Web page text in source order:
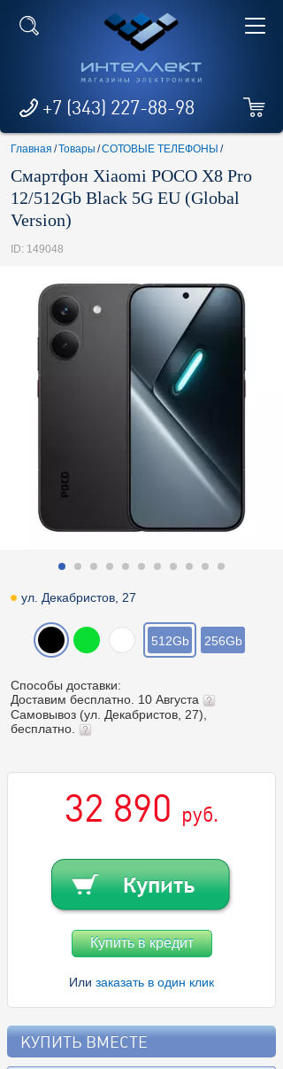
+7 (343) 227-88-98
Главная /Товары /СОТОВЫЕ ТЕЛЕФОНЫ /
Смартфон Xiaomi POCO X8 Pro
12/512Gb Black 5G EU (Global
Version)
ID: 149048
ул. Декабристов, 27
512Gb 256Gb
Способы доставки:
Доставим бесплатно. 10 Августа
Самовывоз (ул. Декабристов, 27),
бесплатно.
32 890 руб.
Купить в кредит
Или заказать в один клик
КУПИТЬ ВМЕСТЕ